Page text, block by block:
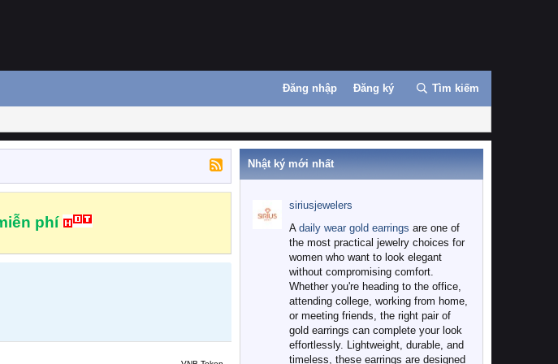
Đăng nhập Đăng ký Tìm kiếm
phí
Nhật ký mới nhất
siriusjewelers
A daily wear gold earrings are one of
the most practical jewelry choices for
women who want to look elegant
without compromising comfort.
Whether you're heading to the office,
attending college, working from home,
or meeting friends, the right pair of
gold earrings can complete your look
effortlessly. Lightweight, durable, and
timeless, these earrings are designed